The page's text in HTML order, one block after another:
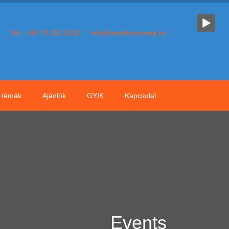
Tel.: +36 70 251 0152 info@mostkozosseg.hu
témák Ajánlók GYIK Kapcsolat
Events